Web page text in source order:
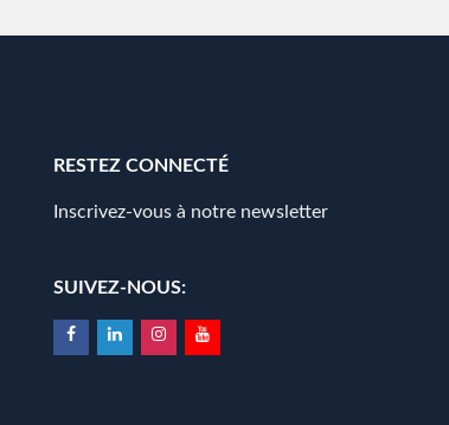
RESTEZ CONNECTÉ
Inscrivez-vous à notre newsletter
SUIVEZ-NOUS: